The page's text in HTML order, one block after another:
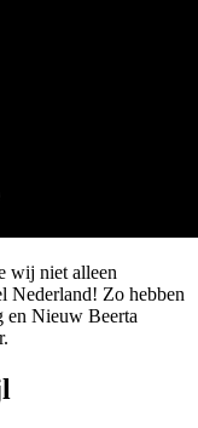
wij niet alleen
Nederland! Zo hebben
Nieuw Beerta